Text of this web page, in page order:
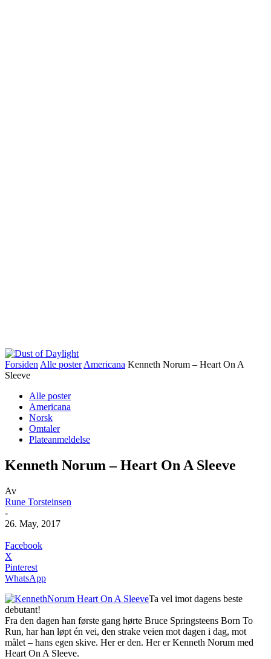
Forsiden Alle poster Americana Kenneth Norum – Heart On A
Sleeve
Alle poster
Americana
Norsk
Omtaler
Plateanmeldelse
Kenneth Norum – Heart On A Sleeve
Av
Rune Torsteinsen
-
26. May, 2017
Facebook
X
Pinterest
WhatsApp
Ta vel imot dagens beste
debutant!
Fra den dagen han første gang hørte Bruce Springsteens Born To
Run, har han løpt én vei, den strake veien mot dagen i dag, mot
målet – hans egen skive. Her er den. Her er Kenneth Norum med
Heart On A Sleeve.